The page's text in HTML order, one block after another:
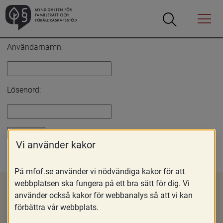
Öppna
Öppna
Menyn
Inloggning
Användarnamn:
Lösenord:
Om MFoF
Vi använder kakor
På mfof.se använder vi nödvändiga kakor för att
webbplatsen ska fungera på ett bra sätt för dig. Vi
använder också kakor för webbanalys så att vi kan
förbättra vår webbplats.